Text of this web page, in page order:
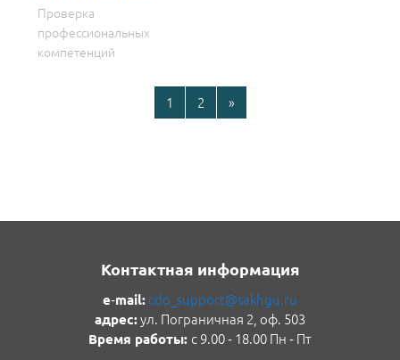
Проверка
профессиональных
компетенций
1 Страница 1
2Страница 2
»Следующая страница
Контактная информация
e‑mail: cdo_support@sakhgu.ru
адрес:ул. Пограничная 2, оф. 503
Время работы: с 9.00 ‑ 18.00 Пн ‑ Пт